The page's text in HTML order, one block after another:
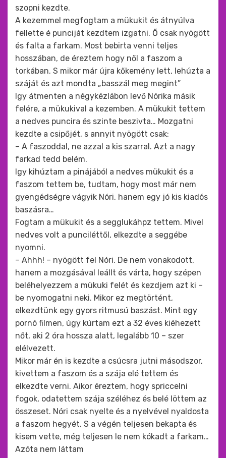
szopni kezdte.
A kezemmel megfogtam a mükukit és átnyúlva
fellette é punciját kezdtem izgatni. Ő csak nyögött
és falta a farkam. Most bebirta venni teljes
hosszában, de éreztem hogy nől a faszom a
torkában. S mikor már újra kőkemény lett, lehúzta a
száját és azt mondta „basszál meg megint”
Igy átmenten a négykézlábon levő Nórika másik
felére, a mükukival a kezemben. A mükukit tettem
a nedves puncira és szinte beszivta… Mozgatni
kezdte a csipőjét, s annyit nyögött csak:
– A faszoddal, ne azzal a kis szarral. Azt a nagy
farkad tedd belém.
Igy kihúztam a pinájából a nedves mükukit és a
faszom tettem be, tudtam, hogy most már nem
gyengédségre vágyik Nóri, hanem egy jó kis kiadós
baszásra…
Fogtam a mükukit és a segglukáhpz tettem. Mivel
nedves volt a punciléttől, elkezdte a seggébe
nyomni.
– Ahhh! – nyögött fel Nóri. De nem vonakodott,
hanem a mozgásával leállt és várta, hogy szépen
beléhelyezzem a mükuki felét és kezdjem azt ki –
be nyomogatni neki. Mikor ez megtörtént,
elkezdtünk egy gyors ritmusú baszást. Mint egy
pornó filmen, úgy kúrtam ezt a 32 éves kiéhezett
nőt, aki 2 óra hossza alatt, legalább 10 – szer
elélvezett.
Mikor már én is kezdte a csúcsra jutni másodszor,
kivettem a faszom és a szája elé tettem és
elkezdte verni. Aikor éreztem, hogy spriccelni
fogok, odatettem szája széléhez és belé löttem az
összeset. Nóri csak nyelte és a nyelvével nyaldosta
a faszom hegyét. S a végén teljesen bekapta és
kisem vette, még teljesen le nem kókadt a farkam…
Azóta nem láttam